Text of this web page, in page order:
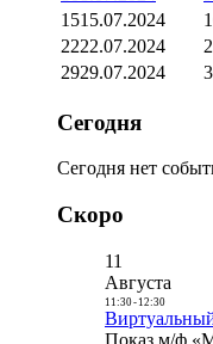
1515.07.2024
2222.07.2024
2929.07.2024
Сегодня
Сегодня нет
Скоро
11
Августа
11:30- 12:30